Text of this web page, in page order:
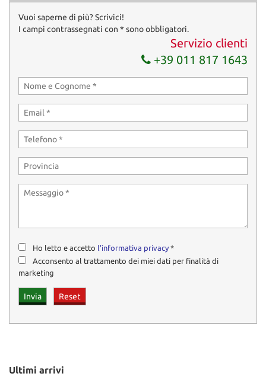
STEFANO LOVERO - +39 336510857
Vuoi saperne di più? Scrivici!
I campi contrassegnati con * sono obbligatori.
Servizio clienti
+39 011 817 1643
Ho letto e accetto l'informativa privacy *
Acconsento al trattamento dei miei dati per finalità di
marketing
Ultimi arrivi